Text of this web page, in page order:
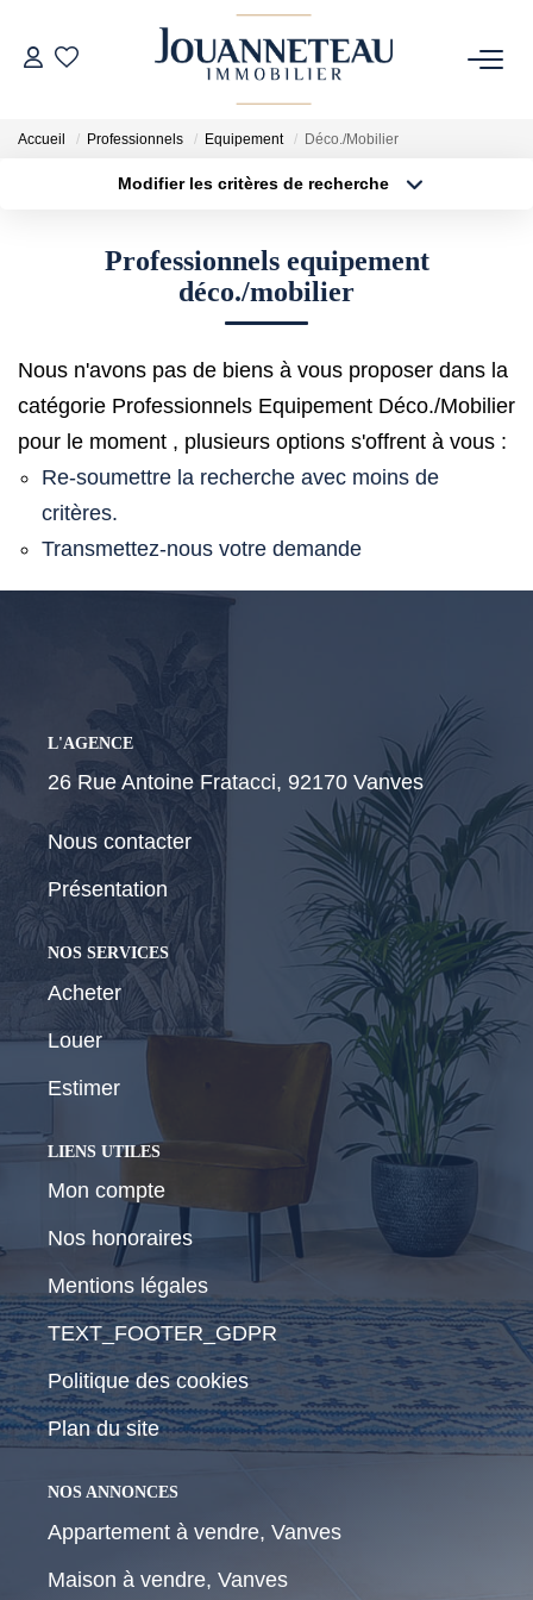
OFF-MARKET
ESTIMER
Estimation En Ligne
Estimation Sur Rendez-Vous
NOTRE HISTOIRE
CONTACT
Accueil Professionnels Equipement Déco./Mobilier
Modifier les critères de recherche
Type de bien
Surface min
Créer une alerte
Professionnels equipement
déco./mobilier
Nous n'avons pas de biens à vous proposer dans la
catégorie Professionnels Equipement Déco./Mobilier
pour le moment , plusieurs options s'offrent à vous :
Re-soumettre la recherche avec moins de
critères.
Transmettez-nous votre demande
L'AGENCE
26 Rue Antoine Fratacci, 92170 Vanves
Nous contacter
Présentation
NOS SERVICES
Acheter
Louer
Estimer
LIENS UTILES
Mon compte
Nos honoraires
Mentions légales
TEXT_FOOTER_GDPR
Politique des cookies
Plan du site
NOS ANNONCES
Appartement à vendre, Vanves
Maison à vendre, Vanves